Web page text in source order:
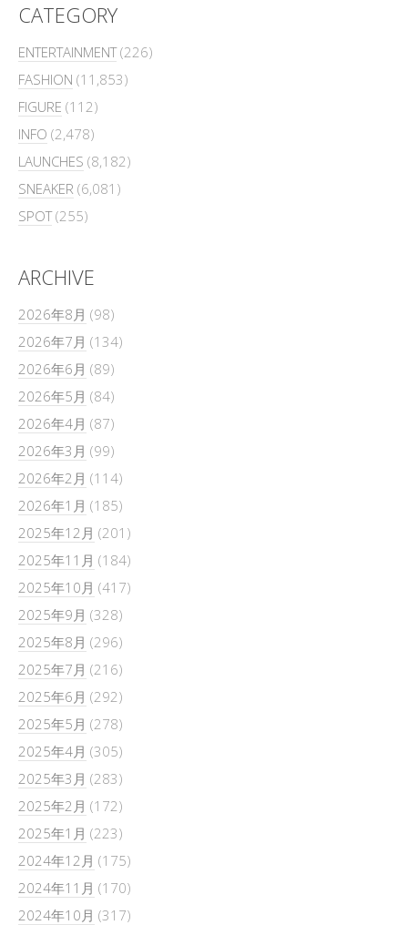
CATEGORY
ENTERTAINMENT(226)
FASHION (11,853)
FIGURE (112)
INFO (2,478)
LAUNCHES (8,182)
SNEAKER (6,081)
SPOT(255)
ARCHIVE
2026年8月 (98)
2026年7月 (134)
2026年6月 (89)
2026年5月 (84)
2026年4月 (87)
2026年3月 (99)
2026年2月 (114)
2026年1月 (185)
2025年12月 (201)
2025年11月 (184)
2025年10月 (417)
2025年9月 (328)
2025年8月 (296)
2025年7月 (216)
2025年6月 (292)
2025年5月 (278)
2025年4月 (305)
2025年3月 (283)
2025年2月 (172)
2025年1月 (223)
2024年12月 (175)
2024年11月 (170)
2024年10月 (317)